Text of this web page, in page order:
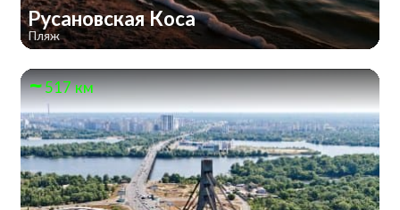
Русановская Коса
Пляж
517 км